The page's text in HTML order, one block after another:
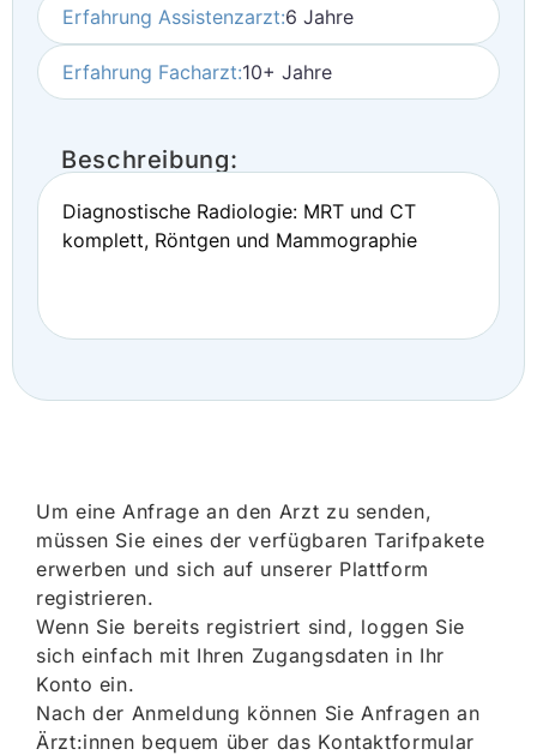
Erfahrung Assistenzarzt:6 Jahre
Erfahrung Facharzt:10+ Jahre
Beschreibung:
Diagnostische Radiologie: MRT und CT
komplett, Röntgen und Mammographie
Um eine Anfrage an den Arzt zu senden,
müssen Sie eines der verfügbaren Tarifpakete
erwerben und sich auf unserer Plattform
registrieren.
Wenn Sie bereits registriert sind, loggen Sie
sich einfach mit Ihren Zugangsdaten in Ihr
Konto ein.
Nach der Anmeldung können Sie Anfragen an
Ärzt:innen bequem über das Kontaktformular